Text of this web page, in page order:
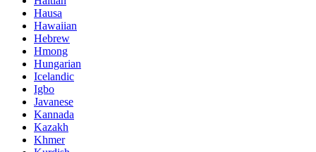
Hausa
Hawaiian
Hebrew
Hmong
Hungarian
Icelandic
Igbo
Javanese
Kannada
Kazakh
Khmer